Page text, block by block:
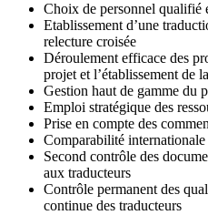
Choix de personnel qualifié
Etablissement d’une
relecture croisée
Déroulement efficace des
projet et l’établissement de
Gestion haut de gamme du
Emploi stratégique des
Prise en compte des
Comparabilité internationale
Second contrôle des
aux traducteurs
Contrôle permanent des
continue des traducteurs